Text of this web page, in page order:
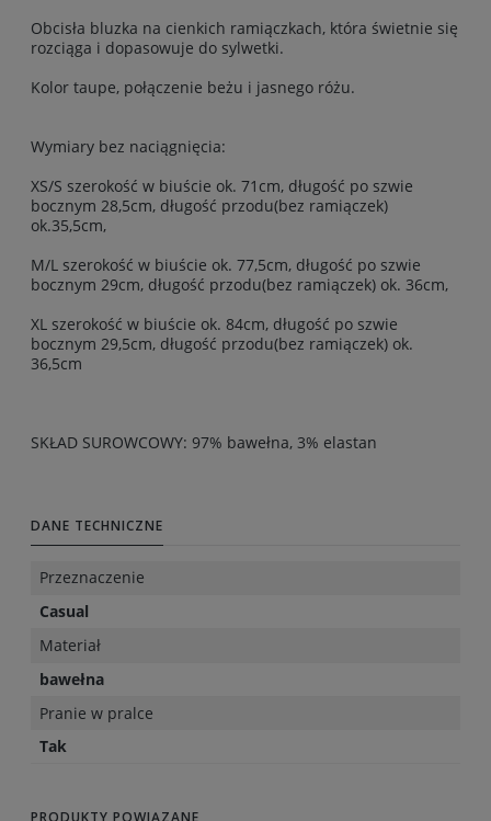
Obcisła bluzka na cienkich ramiączkach, która świetnie się
rozciąga i dopasowuje do sylwetki.
Kolor taupe, połączenie beżu i jasnego różu.
Wymiary bez naciągnięcia:
XS/S szerokość w biuście ok. 71cm, długość po szwie
bocznym 28,5cm, długość przodu(bez ramiączek)
ok.35,5cm,
M/L szerokość w biuście ok. 77,5cm, długość po szwie
bocznym 29cm, długość przodu(bez ramiączek) ok. 36cm,
XL szerokość w biuście ok. 84cm, długość po szwie
bocznym 29,5cm, długość przodu(bez ramiączek) ok.
36,5cm
SKŁAD SUROWCOWY: 97% bawełna, 3% elastan
DANE TECHNICZNE
Przeznaczenie
Casual
Materiał
bawełna
Pranie w pralce
Tak
PRODUKTY POWIĄZANE